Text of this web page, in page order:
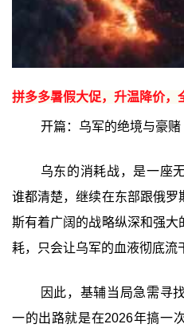
拼多多暑假大促，升温降价，
开篇：乌军的绝境与豪赌
乌东的消耗战，是一座
谁都清楚，继续在东部跟俄
斯有着广阔的战略纵深和强
耗，只会让乌军的血液彻底流
因此，基辅当局急需寻
一的出路就是在2026年搞一